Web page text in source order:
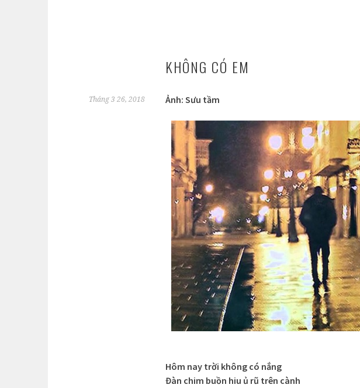
KHÔNG CÓ EM
Tháng 3 26, 2018 Ảnh: Sưu tầm
Hôm nay trời không có nắng
Đàn chim buồn hiu ủ rũ trên cành